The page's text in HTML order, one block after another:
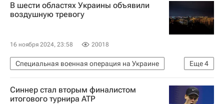
В шести областях Украины объявили
воздушную тревогу
16 ноября 2024, 23:58 20018
Еще4
Специальная военная операция на Украине
В мире
Украина
Вооруженные силы РФ
Вооруженные силы Украины
Синнер стал вторым финалистом
итогового турнира ATP